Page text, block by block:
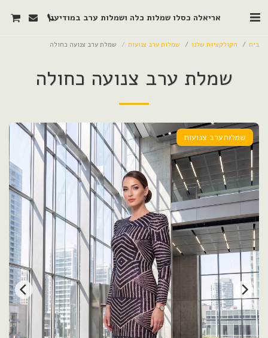
אריאלה כסלו שמלות כלה ושמלות ערב במודיעין
בית הקולקציות שלנו שמלות ערב צנועות שמלת ערב צנועה כחולה
שמלת ערב צנועה כחולה
שמלותערב צנועות